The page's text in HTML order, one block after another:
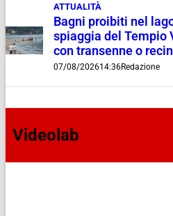
ATTUALITÀ
Bagni proibiti nel
spiaggia del Tempio
con transenne o
07/08/202614:36Redazione
Videolab